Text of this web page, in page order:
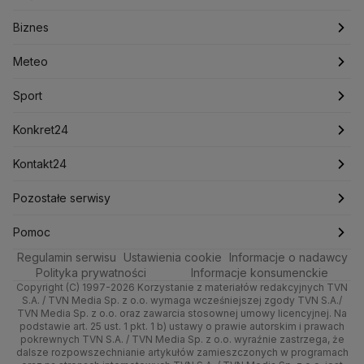
Kryptowaluty
Lotnisko Chopina
Mariusz Błaszczak
Mark Zuckerberg
Ministerstwo Aktywów Państwowych
Ministerstwo Infrastruktury
Ministerstwo Rolnictwa
Ministerstwo Rozwoju i Technologii
Ministerstwo Sportu i Turystyki
Ministerstwo Cyfryzacji
Ministerstwo Edukacji Narodowej
Ministerstwo Finansów
Ministerstwo Klimatu i Środowiska
Biznes
Meteo
Sport
Zdrowie
Technologia
Quizy
Tematy
Podcasty
Artykuły
Newslettery
Fakty po Faktach
Fakty o Świecie
Ludzie Faktów
Warszawa
Łódź
Katowice
Kraków
Poznań
Trójmiasto
Kielce
Kujawsko-pomorskie
Lublin
Lubuskie
Biznes
Najnowsze
Notowania
Pieniądze
Nieruchomości
Rynki
Dla firm
Handel
Ze świata
Tech
Moto
Meteo
Pogoda godzinowa
Pogoda długoterminowa
Pogoda na jutro
Pogoda na weekend
Najnowsze
Polska
Prognoza
Świat
Sport
Piłka Nożna
Tenis
Kolarstwo
Skoki Narciarskie
Sporty zimowe
Lekkoatletyka
Siatkówka
Konkret24
Najnowsze
Polska
Świat
Polityka
Zdrowie
Tech
Kontakt24
Najnowsze
Gorące Tematy
Wyślij zgłoszenie
Pozostałe serwisy
TVN
Dzień Dobry TVN
Uwaga TVN
HGTV
Pomoc
Centrum pomocy
Test zgodności
Oglądaj na TV
Regulamin serwisu Ustawienia cookie
Informacje o nadawcy
Polityka prywatności
Informacje konsumenckie
Copyright (C) 1997-2026 Korzystanie z materiałów redakcyjnych TVN
S.A. / TVN Media Sp. z o.o. wymaga wcześniejszej zgody TVN S.A./
TVN Media Sp. z o.o. oraz zawarcia stosownej umowy licencyjnej. Na
podstawie art. 25 ust. 1 pkt. 1 b) ustawy o prawie autorskim i prawach
pokrewnych TVN S.A. / TVN Media Sp. z o.o. wyraźnie zastrzega, że
dalsze rozpowszechnianie artykułów zamieszczonych w programach